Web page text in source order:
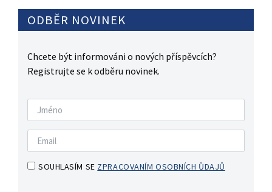
ODBĚR NOVINEK
Chcete být informováni o nových příspěvcích?
Registrujte se k odběru novinek.
SOUHLASÍM SE ZPRACOVANÍM OSOBNÍCH ŮDAJŮ